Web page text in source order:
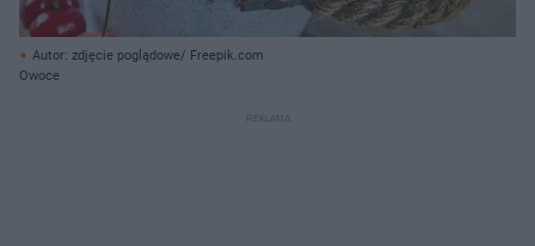
Autor: zdjęcie poglądowe/ Freepik.com
Owoce